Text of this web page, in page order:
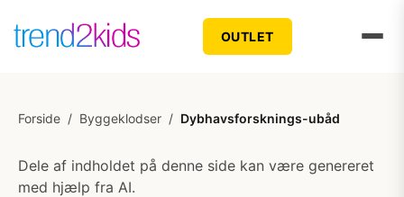
OUTLET
Forside / Byggeklodser / Dybhavsforsknings-ubåd
Dele af indholdet på denne side kan være genereret
med hjælp fra AI.